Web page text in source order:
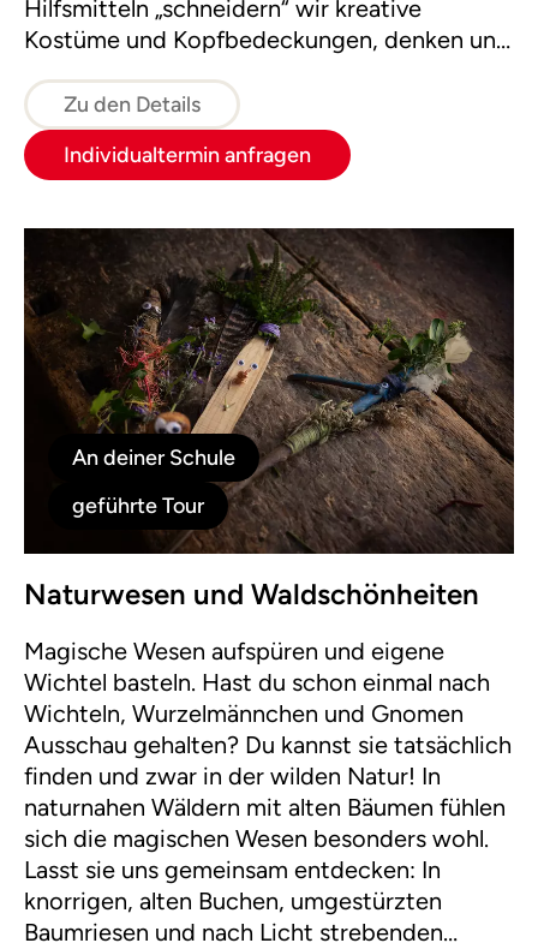
Hilfsmitteln „schneidern“ wir kreative
Kostüme und Kopfbedeckungen, denken uns
Zu den Details
Individualtermin anfragen
An deiner Schule
geführte Tour
Naturwesen und Waldschönheiten
Magische Wesen aufspüren und eigene
Wichtel basteln. Hast du schon einmal nach
Wichteln, Wurzelmännchen und Gnomen
Ausschau gehalten? Du kannst sie tatsächlich
finden und zwar in der wilden Natur! In
naturnahen Wäldern mit alten Bäumen fühlen
sich die magischen Wesen besonders wohl.
Lasst sie uns gemeinsam entdecken: In
knorrigen, alten Buchen, umgestürzten
Baumriesen und nach Licht strebenden